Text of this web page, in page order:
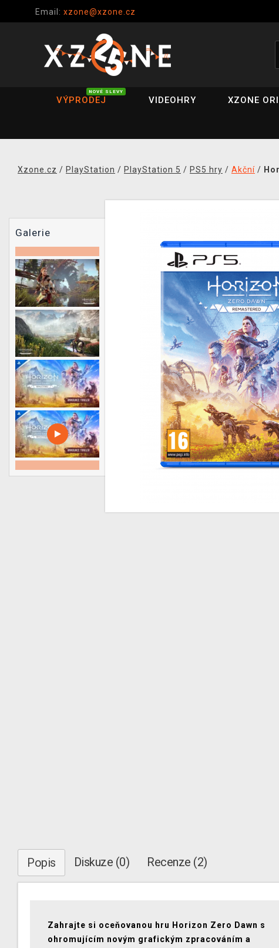
Email: xzone@xzone.cz
VÝPRODEJ
NOVÉ SLEVY
VIDEOHRY XZONE
Xzone.cz / PlayStation / PlayStation 5 / PS5 hry / Akční /
Galerie
Popis Diskuze (0) Recenze (2)
Zahrajte si oceňovanou hru Horizon Zero Dawn s
ohromujícím novým grafickým zpracováním a